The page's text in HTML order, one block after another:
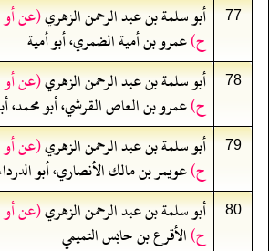
77 أبو سلمة بن عبد الرحمن الزهري(عن أو
ح)عمرو بن أمية الضمري، أبو أمية
78 أبو سلمة بن عبد الرحمن الزهري(عن أو
ح)عمرو بن العاص القرشي، أبو محمد،
79 أبو سلمة بن عبد الرحمن الزهري(عن أو
ح)عويمر بن مالك الأنصاري، أبو
80 أبو سلمة بن عبد الرحمن الزهري(عن أو
ح)الأقرع بن حابس التميمي